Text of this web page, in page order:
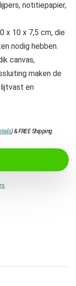
notitiepapier,
x 10 x 7,5 cm, die
nodig hebben.
canvas,
maken de
en
)&FREE Shipping.